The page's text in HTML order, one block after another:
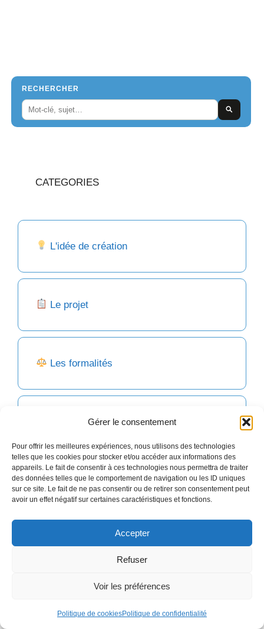
Gérer le consentement
Pour offrir les meilleures expériences, nous utilisons des technologies
telles que les cookies pour stocker et/ou accéder aux informations des
appareils. Le fait de consentir à ces technologies nous permettra de traiter
des données telles que le comportement de navigation ou les ID uniques
sur ce site. Le fait de ne pas consentir ou de retirer son consentement peut
avoir un effet négatif sur certaines caractéristiques et fonctions.
Accepter
Refuser
Voir les préférences
Politique de cookiesPolitique de confidentialité
RECHERCHER
CATEGORIES
L'idée de création
Le projet
Les formalités
Le financement
Les aides